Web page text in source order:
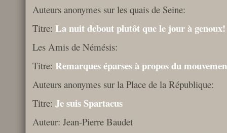
Auteurs anonymes sur les quais de Seine:
Titre: La nuit debout plutôt que le jour à genoux!
Les Amis de Némésis:
Titre: Remarques éparses à propos du
Auteurs anonymes sur la Place de la République:
Titre: Je suis Spartacus
Auteur: Jean-Pierre Baudet